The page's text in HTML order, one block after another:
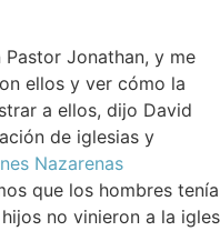
Jonathan, y me
ellos y ver cómo la
a ellos, dijo David
de iglesias y
Nazarenas
que los hombres
no vinieron a la